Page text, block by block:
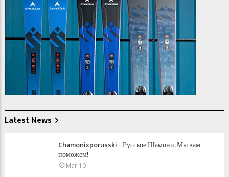
Latest News
Chamonixporusski - Русское Шамони. Мы вам
поможем!
Mar 10